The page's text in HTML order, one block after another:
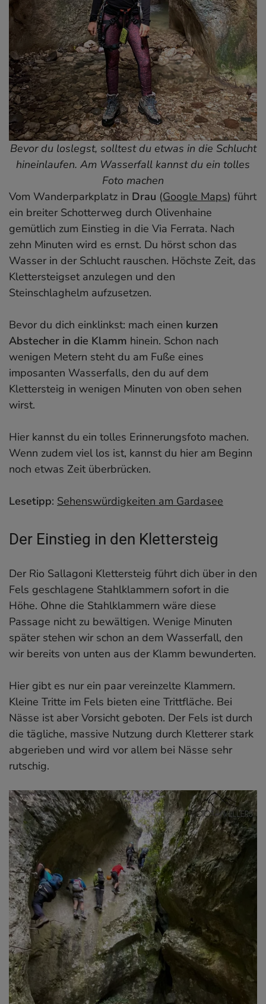
Bevor du loslegst, solltest du etwas in die Schlucht
hineinlaufen. Am Wasserfall kannst du ein tolles
Foto machen
Vom Wanderparkplatz in Drau (Google Maps) führt
ein breiter Schotterweg durch Olivenhaine
gemütlich zum Einstieg in die Via Ferrata. Nach
zehn Minuten wird es ernst. Du hörst schon das
Wasser in der Schlucht rauschen. Höchste Zeit, das
Klettersteigset anzulegen und den
Steinschlaghelm aufzusetzen.
Bevor du dich einklinkst: mach einen kurzen
Abstecher in die Klamm hinein. Schon nach
wenigen Metern steht du am Fuße eines
imposanten Wasserfalls, den du auf dem
Klettersteig in wenigen Minuten von oben sehen
wirst.
Hier kannst du ein tolles Erinnerungsfoto machen.
Wenn zudem viel los ist, kannst du hier am Beginn
noch etwas Zeit überbrücken.
Lesetipp: Sehenswürdigkeiten am Gardasee
Der Einstieg in den Klettersteig
Der Rio Sallagoni Klettersteig führt dich über in den
Fels geschlagene Stahlklammern sofort in die
Höhe. Ohne die Stahlklammern wäre diese
Passage nicht zu bewältigen. Wenige Minuten
später stehen wir schon an dem Wasserfall, den
wir bereits von unten aus der Klamm bewunderten.
Hier gibt es nur ein paar vereinzelte Klammern.
Kleine Tritte im Fels bieten eine Trittfläche. Bei
Nässe ist aber Vorsicht geboten. Der Fels ist durch
die tägliche, massive Nutzung durch Kletterer stark
abgerieben und wird vor allem bei Nässe sehr
rutschig.